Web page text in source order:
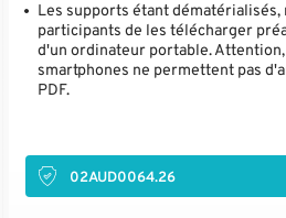
Les supports étant dématérialisés,
participants de les télécharger
d'un ordinateur portable.
smartphones ne permettent pas
PDF.
02AUD0064.26